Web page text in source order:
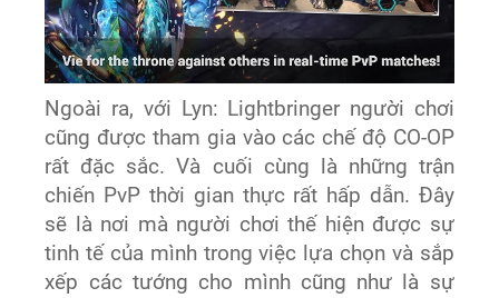
Ngoài ra, với Lyn: Lightbringer người chơi
cũng được tham gia vào các chế độ CO-OP
rất đặc sắc. Và cuối cùng là những trận
chiến PvP thời gian thực rất hấp dẫn. Đây
sẽ là nơi mà người chơi thế hiện được sự
tinh tế của mình trong việc lựa chọn và sắp
xếp các tướng cho mình cũng như là sự